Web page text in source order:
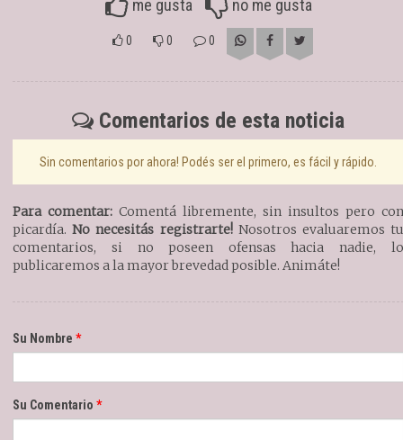
me gusta no me gusta
0 0 0
Comentarios de esta noticia
Sin comentarios por ahora! Podés ser el primero, es fácil y rápido.
Para comentar: Comentá libremente, sin insultos pero con
picardía.No necesitás registrarte!Nosotros evaluaremos tu
comentarios, si no poseen ofensas hacia nadie, lo
publicaremos a la mayor brevedad posible. Animáte!
Su Nombre
Su Comentario